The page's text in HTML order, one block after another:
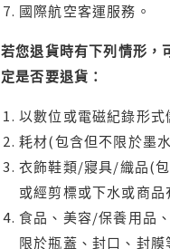
國際航空客運服務。
若您退貨時有下列情形，
定是否要退貨：
以數位或電磁紀錄形
耗材(包含但不限於墨
衣飾鞋類/寢具/織品(
或經剪標或下水或商
食品、美容/保養用品
限於瓶蓋、封口、封